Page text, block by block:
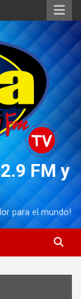
FM y
para el mundo!